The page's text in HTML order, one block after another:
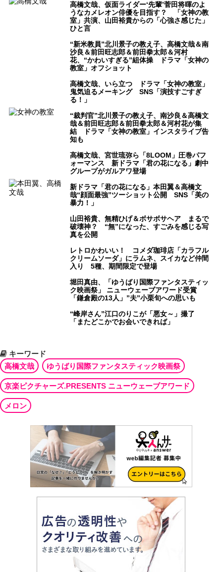
高橋文哉、仮面ライダー‘先輩’菅田将暉のよ
うなカメレオン俳優を目指す？ 「女神の教
室」共演、山田裕貴からの「心強さ感じた」
ひと言
“新米教員”北川景子の教え子、高橋文哉＆南
沙良＆前田旺志郎＆前田拳太郎＆河村
花、“かわいすぎる”組体操 ドラマ「女神の
教室」オフショット
高橋文哉、いら立つ ドラマ「女神の教室」
鬼気迫るメーキング SNS「演技すごすぎ
る！」
“裁判官”北川景子の教え子、南沙良＆高橋文
哉＆前田旺志郎＆前田拳太郎＆河村花が集
結 ドラマ「女神の教室」インスタライブ告
知も
高橋文哉、宮世琉弥ら「8LOOM」圧巻パフ
ォーマンス 新ドラマ「君の花になる」劇中
グループがガルアワ登場
新ドラマ「君の花になる」本田翼＆高橋文
哉“顔面最強”ツーショット公開 SNS「美の
暴力！」
山田裕貴、無精ひげ＆ボサボサヘア まるで
破壊神？ “無”になった、すごみを感じる写
真を公開
レトロかわいい！ コメダ珈琲店「カラフル
クリームソーダ」にラムネ、スイカなど仲間
入り 5種、期間限定で登場
堀田真由、「ゆうばり国際ファンタスティッ
ク映画祭」 ニューウェーブアワード受賞
「鎌倉殿の13人」”夫”小栗旬への思いも
“峰岸さん”江口のりこが「悪女～」撮了
「またどこかでお会いできれば」
キーワード
高橋文哉
ゆうばり国際ファンタスティック映画祭
京楽ピクチャーズ.PRESENTS ニューウェーブアワード
メロン